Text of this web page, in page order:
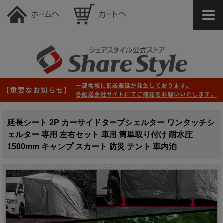
延長シート 2P カーサイドタープシェルター ワンタッチシ
ェルター 専用 左右セット 車用 簡単取り付け 耐水圧
1500mm キャンプ スカート 防災 テント 車内泊